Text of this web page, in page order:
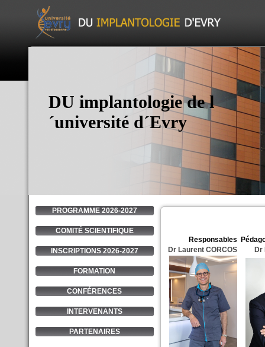
DU implantologie de l
´université d´Evry
PROGRAMME 2026-2027
COMITÉ SCIENTIFIQUE
INSCRIPTIONS 2026-2027
FORMATION
CONFÉRENCES
INTERVENANTS
PARTENAIRES
Responsables
Dr LaurentCORCOS Dr